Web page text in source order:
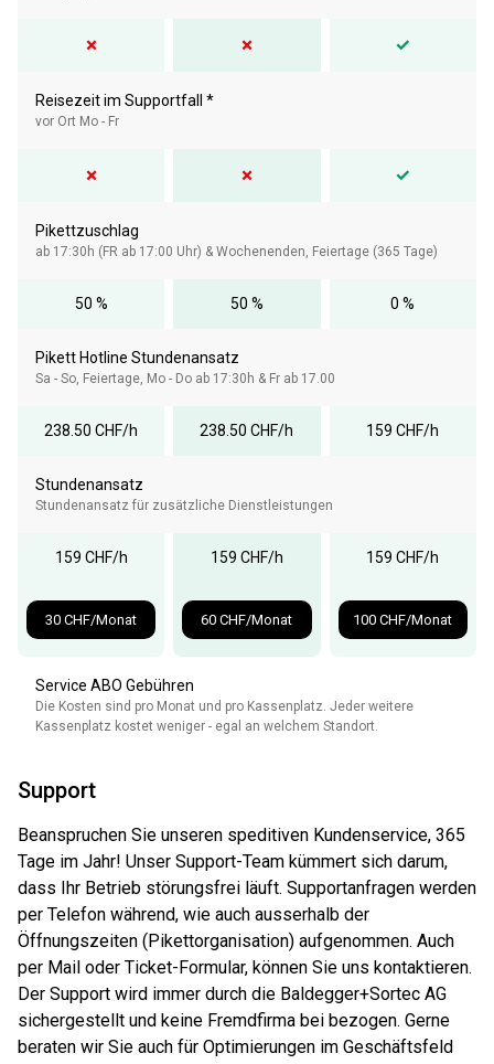
✗ ✗ ✓
Reisezeit im Supportfall *
vor Ort Mo - Fr
✗ ✗ ✓
Pikettzuschlag
ab 17:30h (FR ab 17:00 Uhr) & Wochenenden, Feiertage (365 Tage)
50 % 50 % 0 %
Pikett Hotline Stundenansatz
Sa - So, Feiertage, Mo - Do ab 17:30h & Fr ab 17.00
238.50 CHF/h 238.50 CHF/h 159 CHF/h
Stundenansatz
Stundenansatz für zusätzliche Dienstleistungen
159 CHF/h 159 CHF/h 159 CHF/h
Service ABO Gebühren
Die Kosten sind pro Monat und pro Kassenplatz. Jeder weitere
Kassenplatz kostet weniger - egal an welchem Standort.
30 CHF/Monat 60 CHF/Monat 100 CHF/Monat
Support
Beanspruchen Sie unseren speditiven Kundenservice, 365
Tage im Jahr! Unser Support-Team kümmert sich darum,
dass Ihr Betrieb störungsfrei läuft. Supportanfragen werden
per Telefon während, wie auch ausserhalb der
Öffnungszeiten (Pikettorganisation) aufgenommen. Auch
per Mail oder Ticket-Formular, können Sie uns kontaktieren.
Der Support wird immer durch die Baldegger+Sortec AG
sichergestellt und keine Fremdfirma bei bezogen. Gerne
beraten wir Sie auch für Optimierungen im Geschäftsfeld